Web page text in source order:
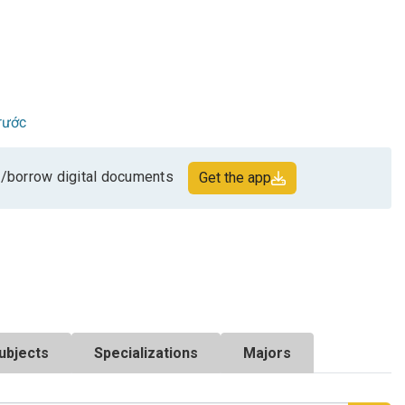
borrow digital documents Get the app
Specializations Majors